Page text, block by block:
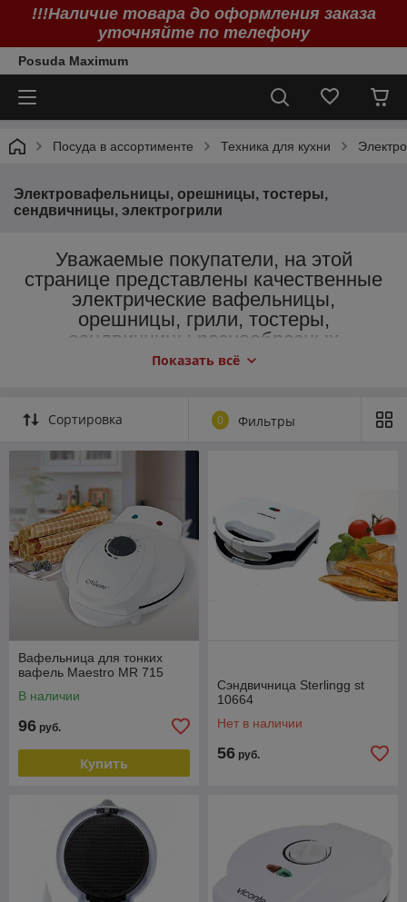
!!!Наличие товара до оформления заказа
уточняйте по телефону
Posuda Maximum
Посуда в ассортименте Техника для кухни
Электровафельницы, орешницы, тостеры,
сендвичницы, электрогрили
Уважаемые покупатели, на этой
странице представлены качественные
электрические вафельницы,
орешницы, грили, тостеры,
сендвичницы разнообразных
конструкций
Показать всё
Сортировка 0 Фильтры
Вафельница для тонких
вафель Maestro MR 715
В наличии
96 руб.
Купить
Сэндвичница Sterlingg st
10664
Нет в наличии
56 руб.